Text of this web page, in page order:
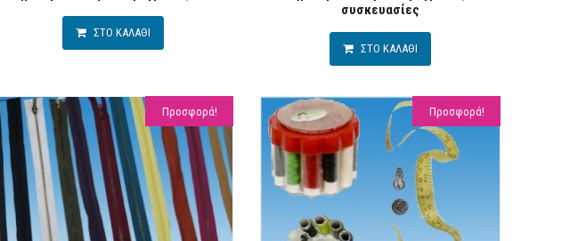
ΣΤΟ ΚΑΛΑΘΙ
συσκευασίες
ΣΤΟ ΚΑΛΑΘΙ
Προσφορά! Προσφορά!